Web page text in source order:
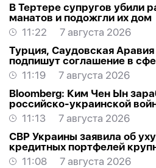
В Тертере супругов убили
манатов и подожгли их дом
11:22
7 августа 2026
Турция, Саудовская
подпишут соглашение в
11:19
7 августа 2026
Bloomberg: Ким Чен Ын
российско-украинской
11:13
7 августа 2026
СВР Украины заявила об
кредитных портфелей
России
11:08
7 августа 2026